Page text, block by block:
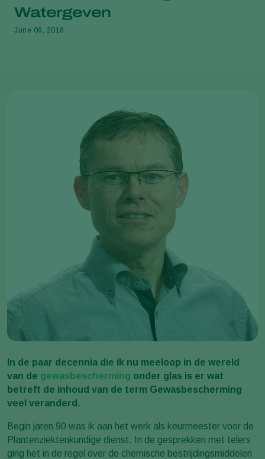
Watergeven
June 06, 2018
In de paar decennia die ik nu meeloop in de wereld
van de gewasbescherming onder glas is er wat
betreft de inhoud van de term Gewasbescherming
veel veranderd.
Begin jaren 90 was ik aan het werk als keurmeester voor de
Plantenziektenkundige dienst. In de gesprekken met telers
ging het in de regel over de chemische bestrijdingsmiddelen